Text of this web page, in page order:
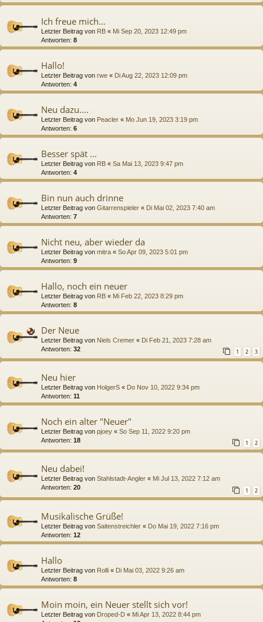
Ich freue mich…
Letzter Beitrag von RB « Mi Sep 20, 2023 12:49 pm
Antworten: 8
Hallo!
Letzter Beitrag von rwe « Di Aug 22, 2023 12:09 pm
Antworten: 4
Neu dazu....
Letzter Beitrag von Peacler « Mo Jun 19, 2023 3:19 pm
Antworten: 6
Besser spät ...
Letzter Beitrag von RB « Sa Mai 13, 2023 9:47 pm
Antworten: 4
Bin nun auch drinne
Letzter Beitrag von Gitarrenspieler « Di Mai 02, 2023 7:40 am
Antworten: 7
Nicht neu, aber wieder da
Letzter Beitrag von mitra « So Apr 09, 2023 5:01 pm
Antworten: 9
Hallo, noch ein neuer
Letzter Beitrag von RB « Mi Feb 22, 2023 8:29 pm
Antworten: 8
Der Neue
Letzter Beitrag von Niels Cremer « Di Feb 21, 2023 7:28 am
Antworten: 32 1 2 3
Neu hier
Letzter Beitrag von HolgerS « Do Nov 10, 2022 9:34 pm
Antworten: 11
Noch ein alter "Neuer"
Letzter Beitrag von pjoey « So Sep 11, 2022 9:20 pm
Antworten: 18 1 2
Neu dabei!
Letzter Beitrag von Stahlstadt-Angler « Mi Jul 13, 2022 7:12 am
Antworten: 20 1 2
Musikalische Grüße!
Letzter Beitrag von Saitenstreichler « Do Mai 19, 2022 7:16 pm
Antworten: 12
Hallo
Letzter Beitrag von Rolli « Di Mai 03, 2022 9:26 am
Antworten: 8
Moin moin, ein Neuer stellt sich vor!
Letzter Beitrag von Droped-D « Mi Apr 13, 2022 8:44 pm